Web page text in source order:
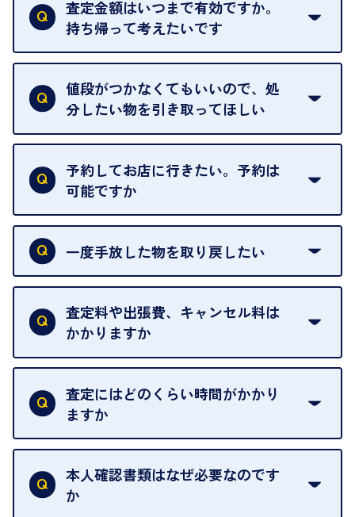
によって査定額が変わることはございます。
査定金額はいつまで有効ですか。
持ち帰って考えたいです
査定額は当日限り有効です。
中古市場が日々変動するため、翌日には査定額が変
わることがございます。
値段がつかなくてもいいので、処
分したい物を引き取ってほしい
再販不可能な物は、場合によってはお断りすること
がございます。ご了承ください。
予約してお店に行きたい。予約は
可能ですか
申し訳ありませんが、現在はご来店の予約は承って
おりません。
を整えておりますので、お好きな時にお越しくださ
い。
お急ぎの場合はスタッフに一言お声がけください。
可能な限り、迅速に対応させていただきます。
一度手放した物を取り戻したい
当店は質店ではありませんので、買い取ったお品物
は基本的に販売へと回されます。買い戻しはできま
せんので、ご了承ください。
グオフが可能です。
契約破棄という形で、お品物をお戻しすることがで
きます。
売却当日を含む8日間のうちに、お気軽にお申し出
出張買取のお品物は、8日間保管しております。
査定料や出張費、キャンセル料は
かかりますか
一切いただいておりません。査定金額にご納得いた
だけない場合は、その場でお断りいただいても問題
ございません。お気軽にご相談ください。
査定にはどのくらい時間がかかり
ますか
お品物の内容や点数によって異なりますが、店頭買
取の場合は1点あたり数分程度が目安です。大量の
お品物の場合は、お時間をいただくことがございま
本人確認書類はなぜ必要なのです
か